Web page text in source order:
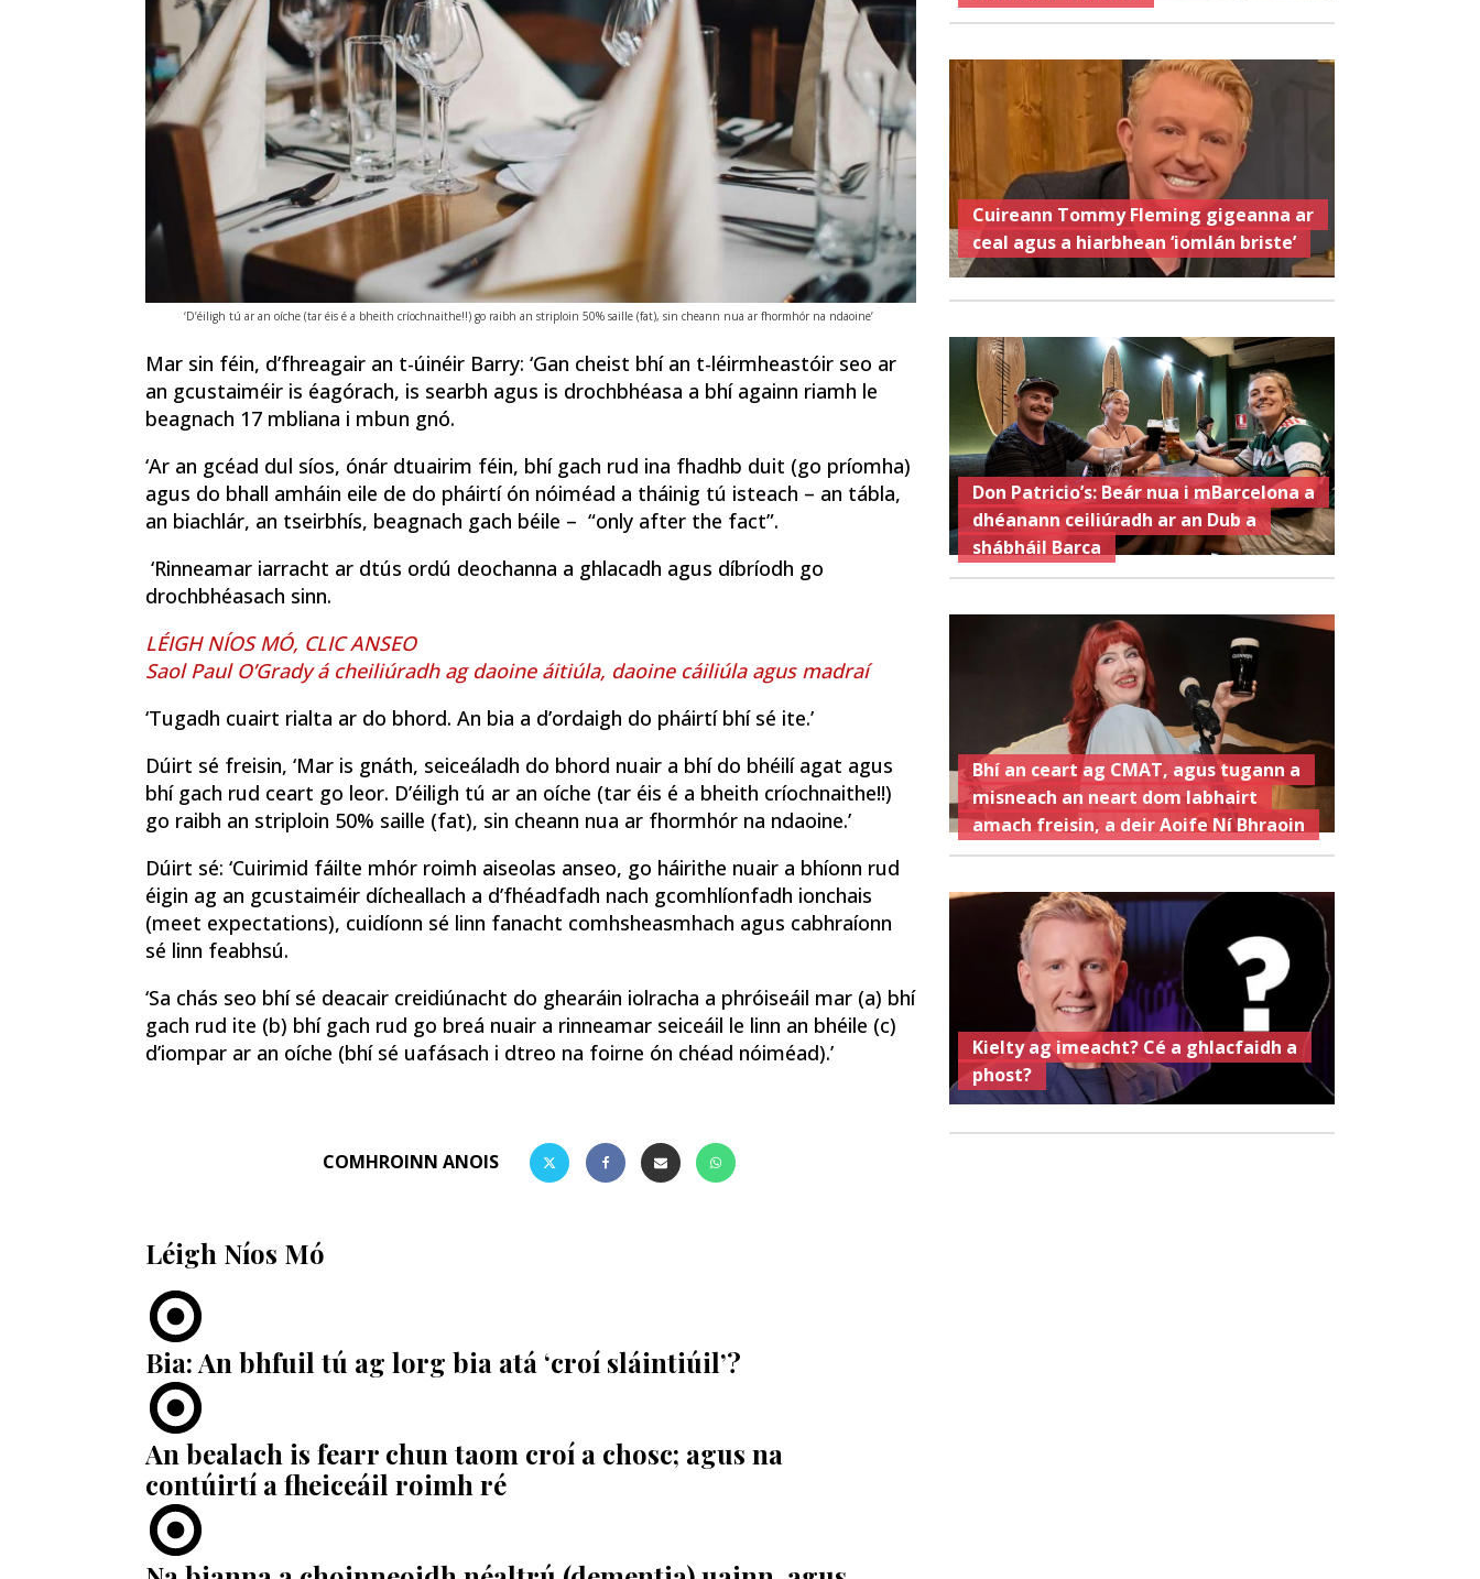
‘D’éiligh tú ar an oíche (tar éis é a bheith críochnaithe!!) go raibh an striploin 50% saille (fat), sin cheann nua ar fhormhór na ndaoine’
Mar sin féin, d’fhreagair an t-úinéir Barry: ‘Gan cheist bhí an t-léirmheastóir seo ar
an gcustaiméir is éagórach, is searbh agus is drochbhéasa a bhí againn riamh le
beagnach 17 mbliana i mbun gnó.
‘Ar an gcéad dul síos, ónár dtuairim féin, bhí gach rud ina fhadhb duit (go príomha)
agus do bhall amháin eile de do pháirtí ón nóiméad a tháinig tú isteach – an tábla,
an biachlár, an tseirbhís, beagnach gach béile – “only after the fact”.
‘Rinneamar iarracht ar dtús ordú deochanna a ghlacadh agus díbríodh go
drochbhéasach sinn.
LÉIGH NÍOS MÓ, CLIC ANSEO
Saol Paul O’Grady á cheiliúradh ag daoine áitiúla, daoine cáiliúla agus madraí
‘Tugadh cuairt rialta ar do bhord. An bia a d’ordaigh do pháirtí bhí sé ite.’
Dúirt sé freisin, ‘Mar is gnáth, seiceáladh do bhord nuair a bhí do bhéilí agat agus
bhí gach rud ceart go leor. D’éiligh tú ar an oíche (tar éis é a bheith críochnaithe!!)
go raibh an striploin 50% saille (fat), sin cheann nua ar fhormhór na ndaoine.’
Dúirt sé: ‘Cuirimid fáilte mhór roimh aiseolas anseo, go háirithe nuair a bhíonn rud
éigin ag an gcustaiméir dícheallach a d’fhéadfadh nach gcomhlíonfadh ionchais
(meet expectations), cuidíonn sé linn fanacht comhsheasmhach agus cabhraíonn
sé linn feabhsú.
‘Sa chás seo bhí sé deacair creidiúnacht do ghearáin iolracha a phróiseáil mar (a) bhí
gach rud ite (b) bhí gach rud go breá nuair a rinneamar seiceáil le linn an bhéile (c)
d’iompar ar an oíche (bhí sé uafásach i dtreo na foirne ón chéad nóiméad).’
COMHROINN ANOIS
Léigh Níos Mó
Bia: An bhfuil tú ag lorg bia atá ‘croí sláintiúil’?
An bealach is fearr chun taom croí a chosc; agus na
contúirtí a fheiceáil roimh ré
Cuireann Tommy Fleming gigeanna ar
ceal agus a hiarbhean ‘iomlán briste’
Don Patricio’s: Beár nua i mBarcelona a
dhéanann ceiliúradh ar an Dub a
shábháil Barca
Bhí an ceart ag CMAT, agus tugann a
misneach an neart dom labhairt
amach freisin, a deir Aoife Ní Bhraoin
Kielty ag imeacht? Cé a ghlacfaidh a
phost?